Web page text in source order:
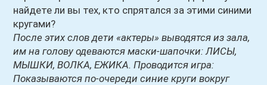
найдете ли вы тех, кто спрятался за этими синими
кругами?
После этих слов дети «актеры» выводятся из зала,
им на голову одеваются маски-шапочки: ЛИСЫ,
МЫШКИ, ВОЛКА, ЕЖИКА. Проводится игра:
Показываются по-очереди синие круги вокруг